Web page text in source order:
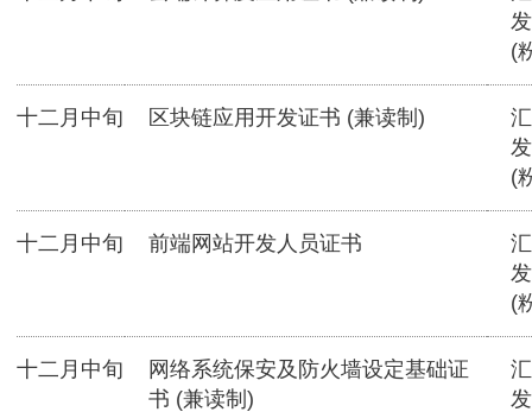
(
十二月中旬 区块链应用开发证书 (兼读制)
(
十二月中旬 前端网站开发人员证书
(
十二月中旬
网络系统保安及防火墙设定基础证
书 (兼读制)